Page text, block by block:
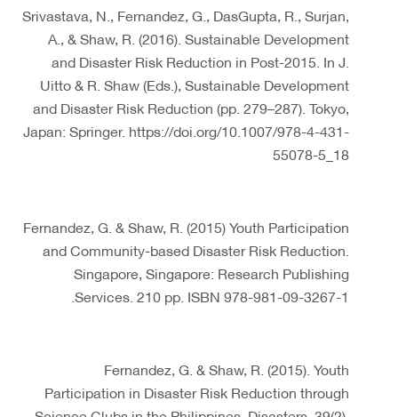
Srivastava, N., Fernandez, G., DasGupta, R., Surjan,
A., & Shaw, R. (2016). Sustainable Development
and Disaster Risk Reduction in Post-2015. In J.
Uitto & R. Shaw (Eds.), Sustainable Development
and Disaster Risk Reduction (pp. 279–287). Tokyo,
Japan: Springer. https://doi.org/10.1007/978-4-431-
55078-5_18
Fernandez, G. & Shaw, R. (2015) Youth Participation
and Community-based Disaster Risk Reduction.
Singapore, Singapore: Research Publishing
Services. 210 pp. ISBN 978-981-09-3267-1.
Fernandez, G. & Shaw, R. (2015). Youth
Participation in Disaster Risk Reduction through